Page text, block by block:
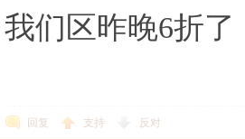
我们区昨晚6折了
回复 支持 反对